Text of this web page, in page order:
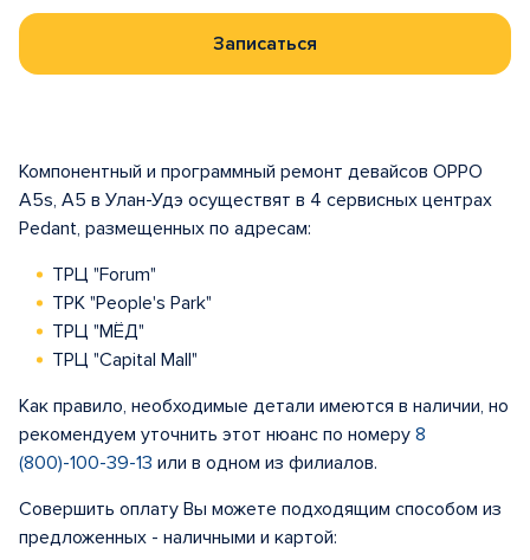
Записаться
Компонентный и программный ремонт девайсов OPPO
A5s, A5 в Улан-Удэ осуществят в 4 сервисных центрах
Pedant, размещенных по адресам:
ТРЦ "Forum"
ТРК "People's Park"
ТРЦ "МЁД"
ТРЦ "Capital Mall"
Как правило, необходимые детали имеются в наличии, но
рекомендуем уточнить этот нюанс по номеру 8
(800)-100-39-13 или в одном из филиалов.
Совершить оплату Вы можете подходящим способом из
предложенных - наличными и картой: